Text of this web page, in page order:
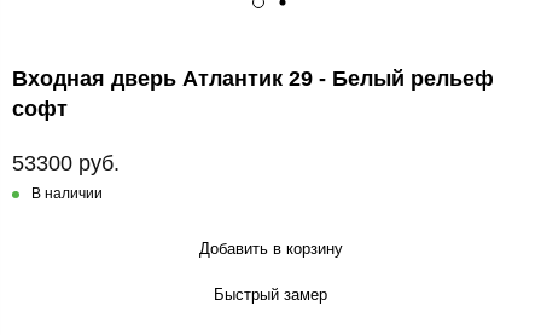
Входная дверь Атлантик 29 - Белый рельеф
софт
53300 руб.
В наличии
Добавить в корзину
Быстрый замер